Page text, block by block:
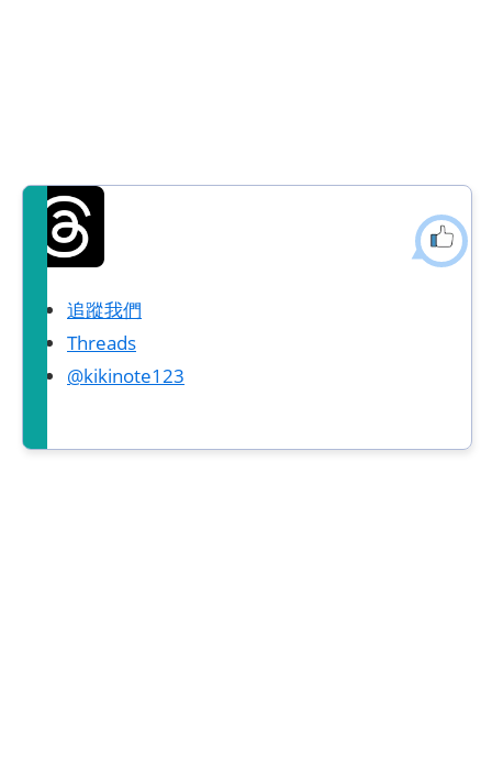
追蹤我們
Threads
@kikinote123